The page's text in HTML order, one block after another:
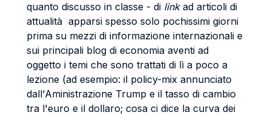
quanto discusso in classe - di linkad articoli di
attualità apparsi spesso solo pochissimi giorni
prima su mezzi di informazione internazionali e
sui principali blog di economia aventi ad
oggetto i temi che sono trattati di lì a poco a
lezione (ad esempio: il policy-mix annunciato
dall'Aministrazione Trump e il tasso di cambio
tra l'euro e il dollaro; cosa ci dice la curva dei